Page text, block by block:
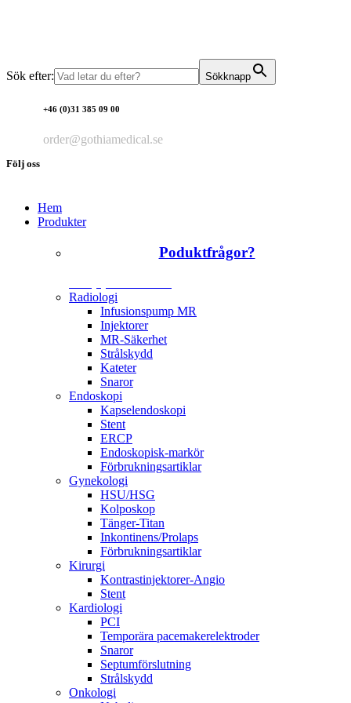
Sök efter: Sökknapp
+46 (0)31 385 09 00
order@gothiamedical.se
Följ oss
Hem
Produkter
Poduktfrågor?
Radiologi
Infusionspump MR
Injektorer
MR-Säkerhet
Strålskydd
Kateter
Snaror
Endoskopi
Kapselendoskopi
Stent
ERCP
Endoskopisk-markör
Förbrukningsartiklar
Gynekologi
HSU/HSG
Kolposkop
Tänger-Titan
Inkontinens/Prolaps
Förbrukningsartiklar
Kirurgi
Kontrastinjektorer-Angio
Stent
Kardiologi
PCI
Temporära pacemakerelektroder
Snaror
Septumförslutning
Strålskydd
Onkologi